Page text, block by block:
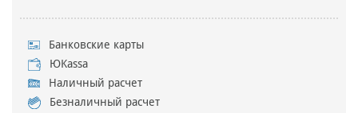
Банковские карты
ЮKassa
Наличный расчет
Безналичный расчет